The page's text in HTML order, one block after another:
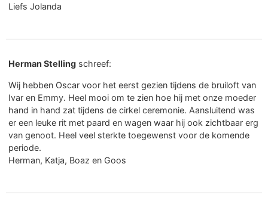
Liefs Jolanda
Herman Stelling schreef:
Wij hebben Oscar voor het eerst gezien tijdens de bruiloft van
Ivar en Emmy. Heel mooi om te zien hoe hij met onze moeder
hand in hand zat tijdens de cirkel ceremonie. Aansluitend was
er een leuke rit met paard en wagen waar hij ook zichtbaar erg
van genoot. Heel veel sterkte toegewenst voor de komende
periode.
Herman, Katja, Boaz en Goos